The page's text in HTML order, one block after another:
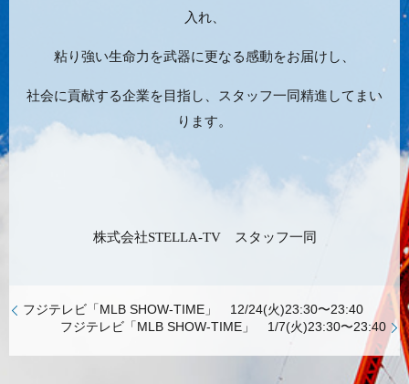
入れ、
粘り強い生命力を武器に更なる感動をお届けし、
社会に貢献する企業を目指し、スタッフ一同精進してまい
ります。
株式会社STELLA-TV スタッフ一同
フジテレビ「MLB SHOW-TIME」 12/24(火)23:30〜23:40
フジテレビ「MLB SHOW-TIME」 1/7(火)23:30〜23:40